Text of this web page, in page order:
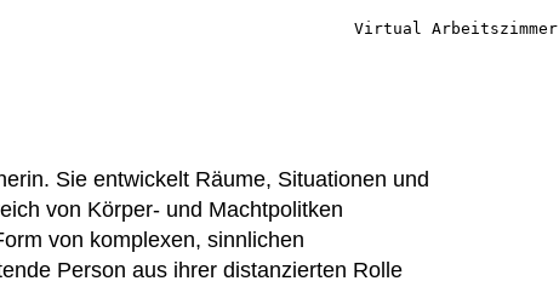
Virtual Arbeitszimmer
Sie entwickelt Räume, Situationen und
von Körper- und Machtpolitken
von komplexen, sinnlichen
Person aus ihrer distanzierten Rolle